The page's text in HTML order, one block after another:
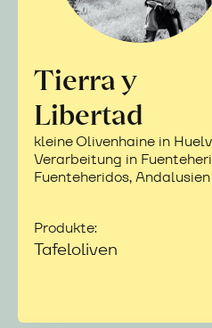
Tierra y
Libertad
kleine Olivenhaine in
Verarbeitung in
Fuenteheridos, Andalusien
Produkte:
Tafeloliven